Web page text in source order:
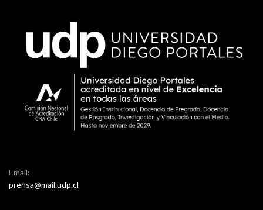
Email:
prensa@mail.udp.cl